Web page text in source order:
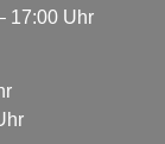
17:00 Uhr